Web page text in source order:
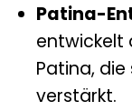
Patina-
entwickelt
Patina,
verstärkt.